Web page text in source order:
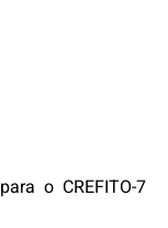
o CREFITO-7